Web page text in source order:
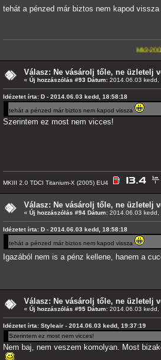
tehát a pénzed már biztos nem kapod vissza
Mk3-2002-2,5-V6---A4-
Válasz: Ne vásárolj tőle, ne üzletelj
« Új hozzászólás #93 Dátum: 2014.06.03 kedd,
Idézetet írta: D - 2014.06.03 kedd, 18:58:18
tehát a pénzed már biztos nem kapod vissza
Szerintem ez most nem vicces!
MKIII 2.0 TDCI Titanium-X (2005) EU4
Válasz: Ne vásárolj tőle, ne üzletelj
« Új hozzászólás #94 Dátum: 2014.06.03 kedd,
Idézetet írta: D - 2014.06.03 kedd, 18:58:18
tehát a pénzed már biztos nem kapod vissza
Igazából nem is a pénz kellene, hanem a
Válasz: Ne vásárolj tőle, ne üzletelj
« Új hozzászólás #95 Dátum: 2014.06.03 kedd,
Idézetet írta: Styleair - 2014.06.03 kedd, 19:37:19
Szerintem ez most nem vicces!
Nem baj, nem veszem komolyan. Most